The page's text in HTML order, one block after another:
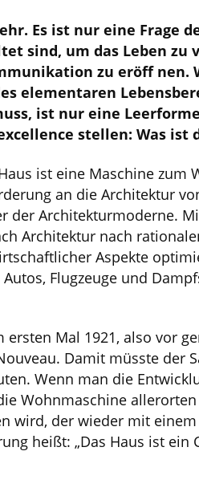
Es ist nur eine Frage
sind, um das Leben zu
zu eröff nen.
elementaren
ist nur eine
stellen: Was ist
ist eine Maschine zum
an die Architektur
der Architekturmoderne.
Architektur nach
Aspekte
Flugzeuge und
Mal 1921, also vor
Damit müsste der
Wenn man die
Wohnmaschine
wird, der wieder mit
heißt: „Das Haus ist ein